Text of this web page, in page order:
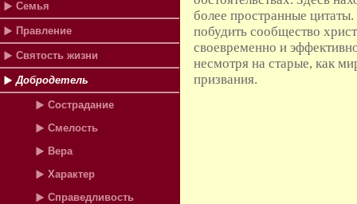
Семья
Правление
Святость жизни
Добродетель
Сострадание
Смелость
Вера
Характер
Справедливость
более пространные
побудить сообщество
своевременно и
несмотря на старые, как
призвания.